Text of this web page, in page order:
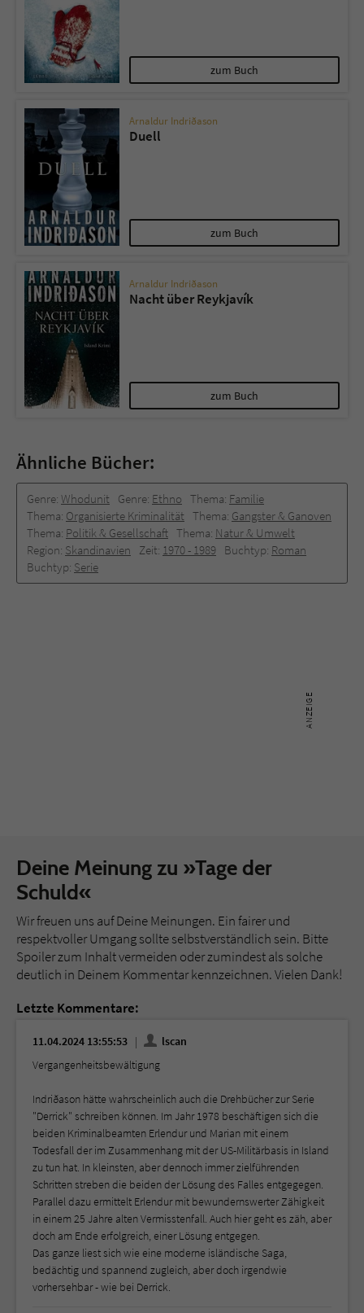
zum Buch
Arnaldur Indriðason
Duell
zum Buch
Arnaldur Indriðason
Nacht über Reykjavík
zum Buch
Ähnliche Bücher:
Genre: Whodunit Genre: Ethno Thema: Familie
Thema: Organisierte Kriminalität Thema: Gangster & Ganoven
Thema: Politik & Gesellschaft Thema: Natur & Umwelt
Region: Skandinavien Zeit: 1970 -­ 1989 Buchtyp: Roman
Buchtyp: Serie
Deine Meinung zu »Tage der
Schuld«
Wir freuen uns auf Deine Meinungen. Ein fairer und
respektvoller Umgang sollte selbstverständlich sein. Bitte
Spoiler zum Inhalt vermeiden oder zumindest als solche
deutlich in Deinem Kommentar kennzeichnen. Vielen Dank!
Letzte Kommentare:
11.04.2024 13:55:53
lscan
Vergangenheitsbewältigung
Indriðason hätte wahrscheinlich auch die Drehbücher zur Serie
"Derrick" schreiben können. Im Jahr 1978 beschäftigen sich die
beiden Kriminalbeamten Erlendur und Marian mit einem
Todesfall der im Zusammenhang mit der US-Militärbasis in Island
zu tun hat. In kleinsten, aber dennoch immer zielführenden
Schritten streben die beiden der Lösung des Falles entgegegen.
Parallel dazu ermittelt Erlendur mit bewundernswerter Zähigkeit
in einem 25 Jahre alten Vermisstenfall. Auch hier geht es zäh, aber
doch am Ende erfolgreich, einer Lösung entgegen.
Das ganze liest sich wie eine moderne isländische Saga,
bedächtig und spannend zugleich, aber doch irgendwie
vorhersehbar - wie bei Derrick.